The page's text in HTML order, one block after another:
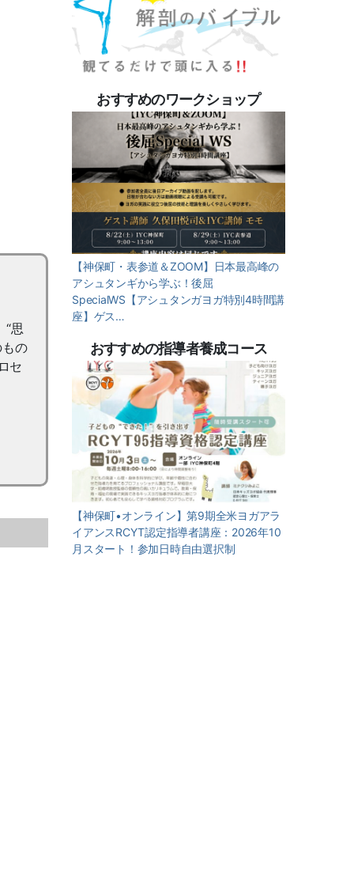
“思
の
セ
おすすめのワークショップ
【神保町・表参道＆ZOOM】日本最高峰の
アシュタンギから学ぶ！後屈
SpecialWS【アシュタンガヨガ特別4時間講
座】ゲス…
おすすめの指導者養成コース
【神保町•オンライン】第9期全米ヨガアラ
イアンスRCYT認定指導者講座：2026年10
月スタート！参加日時自由選択制